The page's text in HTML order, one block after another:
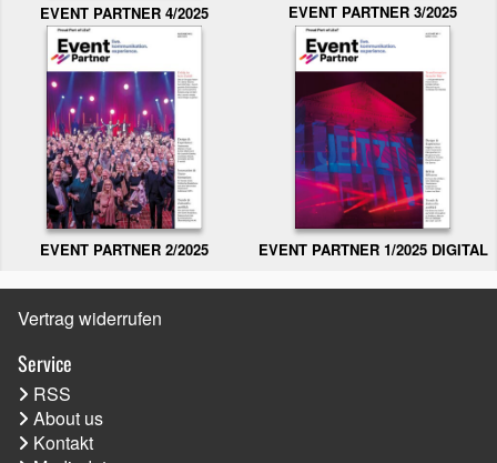
EVENT PARTNER 4/2025 EVENT PARTNER 3/2025
EVENT PARTNER 2/2025 EVENT PARTNER 1/2025 DIGITAL
Vertrag widerrufen
Service
RSS
About us
Kontakt